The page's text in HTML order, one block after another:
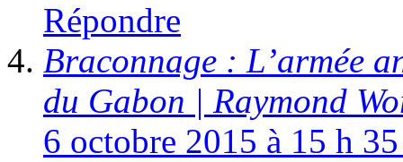
Répondre
Braconnage : L’armée
du Gabon | Raymond
6 octobre 2015 à 15 h